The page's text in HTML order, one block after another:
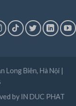
Biên, Hà Nội |
by IN DUC PHAT